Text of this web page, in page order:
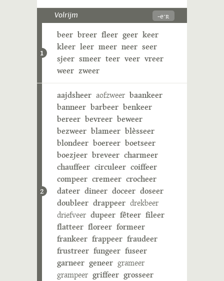
Volrijm -eˑʀ
1
beer breer fleer geer keer
kleer leer meer neer seer
sjeer smeer teer veer vreer
weer zweer
2
aajdsheer aofzweer baankeer
banneer barbeer benkeer
bereer bevreer beweer
bezweer blameer blèsseer
blondeer boereer boetseer
boezjeer breveer charmeer
chauffeer circuleer coiffeer
compeer cremeer crocheer
dateer dineer doceer doseer
doubleer drappeer drekbeer
driefveer dupeer fêteer fileer
flatteer floreer formeer
frankeer frappeer fraudeer
frustreer fungeer fuseer
garneer geneer grameer
grampeer griffeer grosseer